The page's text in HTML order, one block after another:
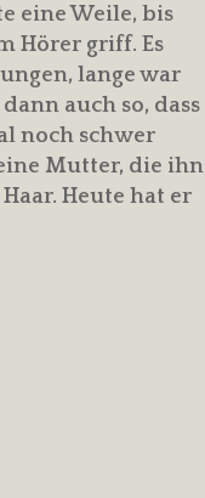
eine Weile, bis
Hörer griff. Es
lange war
auch so, dass
noch schwer
Mutter, die ihn
Heute hat er